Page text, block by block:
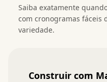
Saiba exatamente
com cronogramas fáceis
variedade.
Construir com